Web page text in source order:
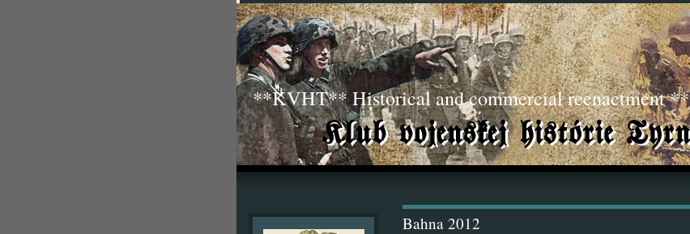
**KVHT** Historical and commercial reenactment **
Bahna 2012